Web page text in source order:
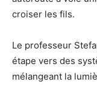
croiser les fils.
Le professeur
étape vers des
mélangeant la